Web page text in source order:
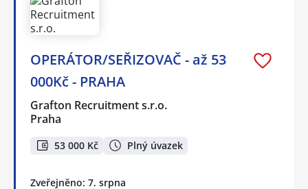
OPERÁTOR/SEŘIZOVAČ - až 53
000Kč - PRAHA
Grafton Recruitment s.r.o.
Praha
53 000 Kč Plný úvazek
Zveřejněno: 7. srpna